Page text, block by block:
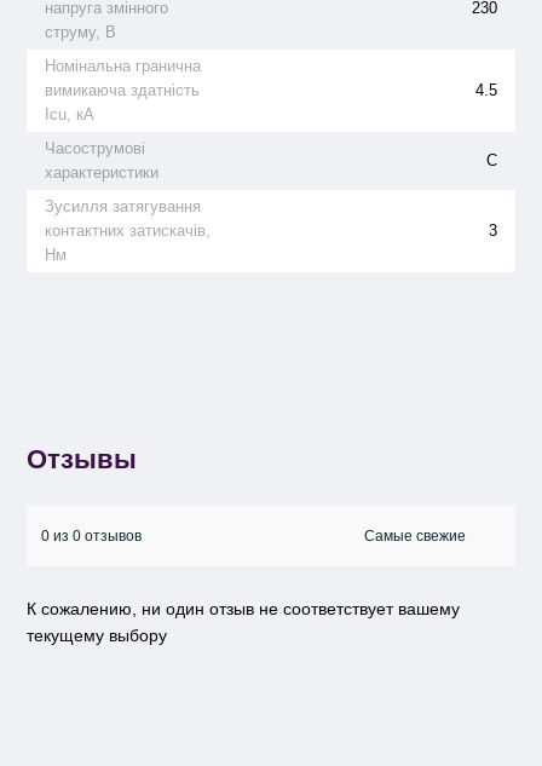
напруга змінного
струму, В
230
Номінальна гранична
вимикаюча здатність
Icu, кА
4.5
Часострумові
характеристики
C
Зусилля затягування
контактних затискачів,
Нм
3
Отзывы
0 из 0 отзывов
К сожалению, ни один отзыв не соответствует вашему
текущему выбору